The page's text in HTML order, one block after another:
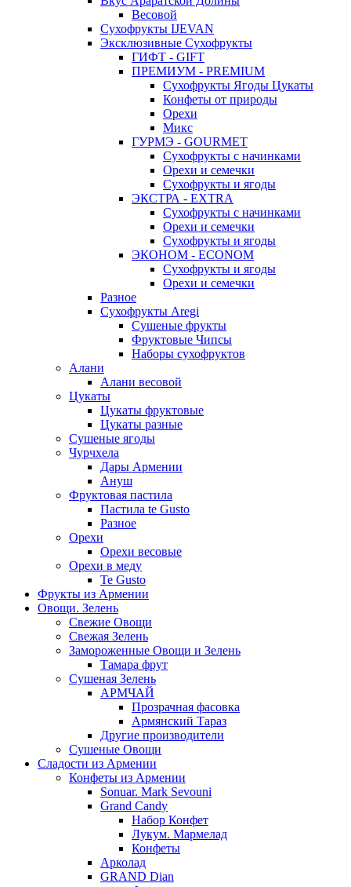
Весовой
Сухофрукты IJEVAN
Эксклюзивные Сухофрукты
ГИФТ - GIFT
ПРЕМИУМ - PREMIUM
Сухофрукты Ягоды Цукаты
Конфеты от природы
Орехи
Микс
ГУРМЭ - GOURMET
Сухофрукты с начинками
Орехи и семечки
Сухофрукты и ягоды
ЭКСТРА - EXTRA
Сухофрукты с начинками
Орехи и семечки
Сухофрукты и ягоды
ЭКОНОМ - ECONOM
Сухофрукты и ягоды
Орехи и семечки
Разное
Сухофрукты Aregi
Сушеные фрукты
Фруктовые Чипсы
Наборы сухофруктов
Алани
Алани весовой
Цукаты
Цукаты фруктовые
Цукаты разные
Сушеные ягоды
Чурчхела
Дары Армении
Ануш
Фруктовая пастила
Пастила te Gusto
Разное
Орехи
Орехи весовые
Орехи в меду
Te Gusto
Фрукты из Армении
Овощи. Зелень
Свежие Овощи
Свежая Зелень
Замороженные Овощи и Зелень
Тамара фрут
Сушеная Зелень
АРМЧАЙ
Прозрачная фасовка
Армянский Тараз
Другие производители
Сушеные Овощи
Сладости из Армении
Конфеты из Армении
Sonuar. Mark Sevouni
Grand Candy
Набор Конфет
Лукум. Мармелад
Конфеты
Арколад
GRAND Dian